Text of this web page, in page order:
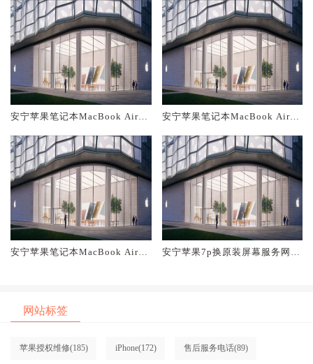
安宁苹果笔记本MacBook Air换
安宁苹果笔记本MacBook Air换
安宁苹果笔记本MacBook Air换
安宁苹果7p换原装屏幕服务网点
网站标签
苹果授权维修(185) iPhone(172) 售后服务电话(89)